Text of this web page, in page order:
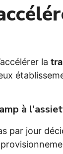
la
à
par jour